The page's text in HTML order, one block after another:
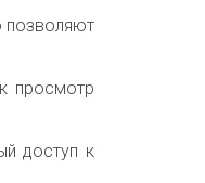
позволяют
просмотр
доступ к